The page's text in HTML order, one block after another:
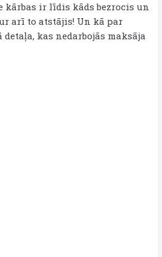
kārbas ir līdis kāds bezrocis un
arī to atstājis! Un kā par
kas nedarbojās maksāja